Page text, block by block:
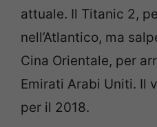
attuale. Il Titanic 2,
nell’Atlantico, ma
Cina Orientale, per
Emirati Arabi Uniti. Il
per il 2018.